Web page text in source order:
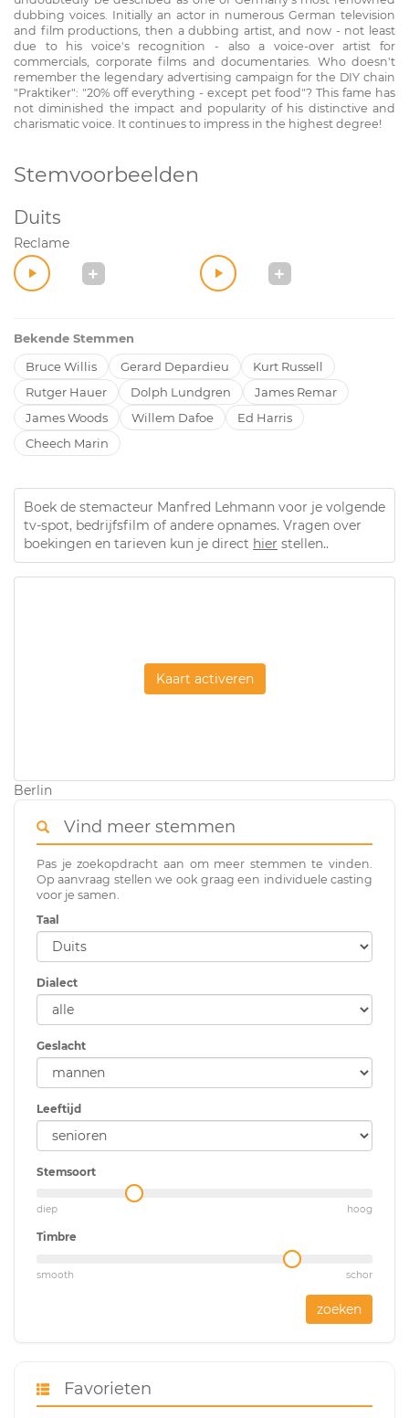
dubbing voices. Initially an actor in numerous German television
and film productions, then a dubbing artist, and now - not least
due to his voice's recognition - also a voice-over artist for
commercials, corporate films and documentaries. Who doesn't
remember the legendary advertising campaign for the DIY chain
"Praktiker": "20% off everything - except pet food"? This fame has
not diminished the impact and popularity of his distinctive and
charismatic voice. It continues to impress in the highest degree!
Stemvoorbeelden
Duits
Reclame
Bekende Stemmen
Bruce Willis
Gerard Depardieu
Kurt Russell
Rutger Hauer
Dolph Lundgren
James Remar
James Woods
Willem Dafoe
Ed Harris
Cheech Marin
Boek de stemacteur Manfred Lehmann voor je volgende
tv-spot, bedrijfsfilm of andere opnames. Vragen over
boekingen en tarieven kun je direct hier stellen..
Kaart activeren
Berlin
Vind meer stemmen
Pas je zoekopdracht aan om meer stemmen te vinden.
Op aanvraag stellen we ook graag een individuele casting
voor je samen.
Taal
Dialect
Geslacht
Leeftijd
Stemsoort
diep hoog
Timbre
smooth schor
zoeken
Favorieten